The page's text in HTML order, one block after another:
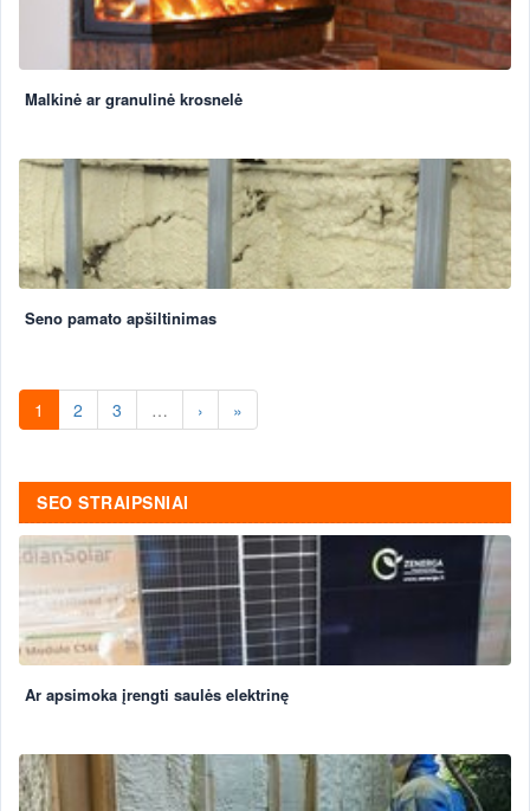
Malkinė ar granulinė krosnelė
Seno pamato apšiltinimas
1 2 3 … › »
SEO STRAIPSNIAI
Ar apsimoka įrengti saulės elektrinę